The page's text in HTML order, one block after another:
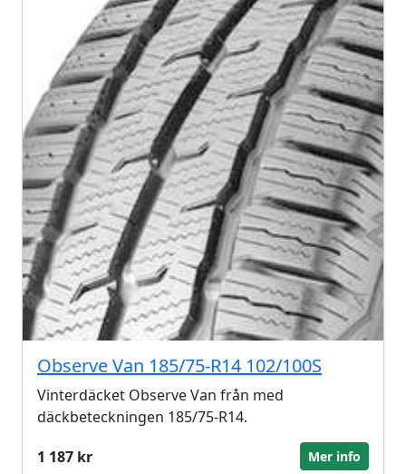
Observe Van 185/75-R14 102/100S
Vinterdäcket Observe Van från med
däckbeteckningen 185/75-R14.
1 187 kr
Mer info